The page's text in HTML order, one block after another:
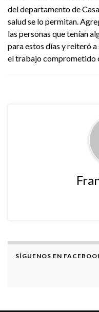
del departamento de
salud se lo permitan.
las personas que tenían
para estos días y reiteró
el trabajo comprometido
SÍGUENOS EN